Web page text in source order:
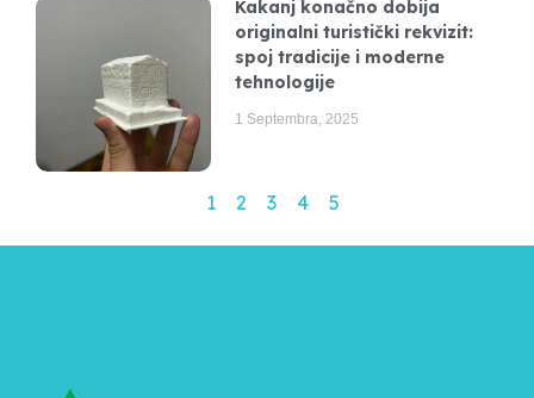
Kakanj konačno dobija
originalni turistički rekvizit:
spoj tradicije i moderne
tehnologije
1 Septembra, 2025
1 2 3 4 5